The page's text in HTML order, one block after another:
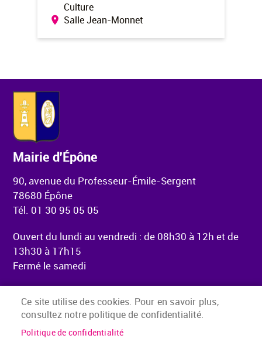
Culture
Salle Jean-Monnet
Mairie d'Épône
90, avenue du Professeur-Émile-Sergent
78680 Épône
Tél. 01 30 95 05 05
Ouvert du lundi au vendredi : de 08h30 à 12h et de
13h30 à 17h15
Fermé le samedi
Menu Pied de page
Accueil
Mentions légales
Ce site utilise des cookies. Pour en savoir plus,
consultez notre politique de confidentialité.
Politique de confidentialité